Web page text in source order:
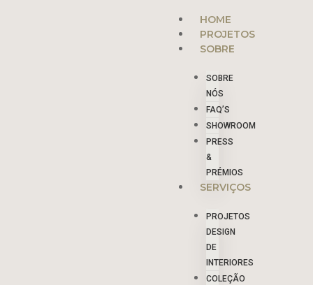
HOME
PROJETOS
SOBRE
SOBRE
NÓS
FAQ’S
SHOWROOM
PRESS
&
PRÉMIOS
SERVIÇOS
PROJETOS
DESIGN
DE
INTERIORES
COLEÇÃO
Menu